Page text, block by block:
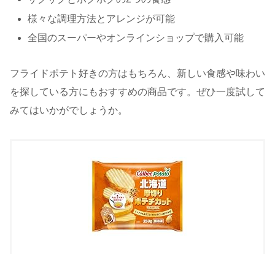
様々な調理方法とアレンジが可能
全国のスーパーやオンラインショップで購入可能
フライドポテト好きの方はもちろん、新しい食感や味わい
を探している方にもおすすめの商品です。ぜひ一度試して
みてはいかがでしょうか。